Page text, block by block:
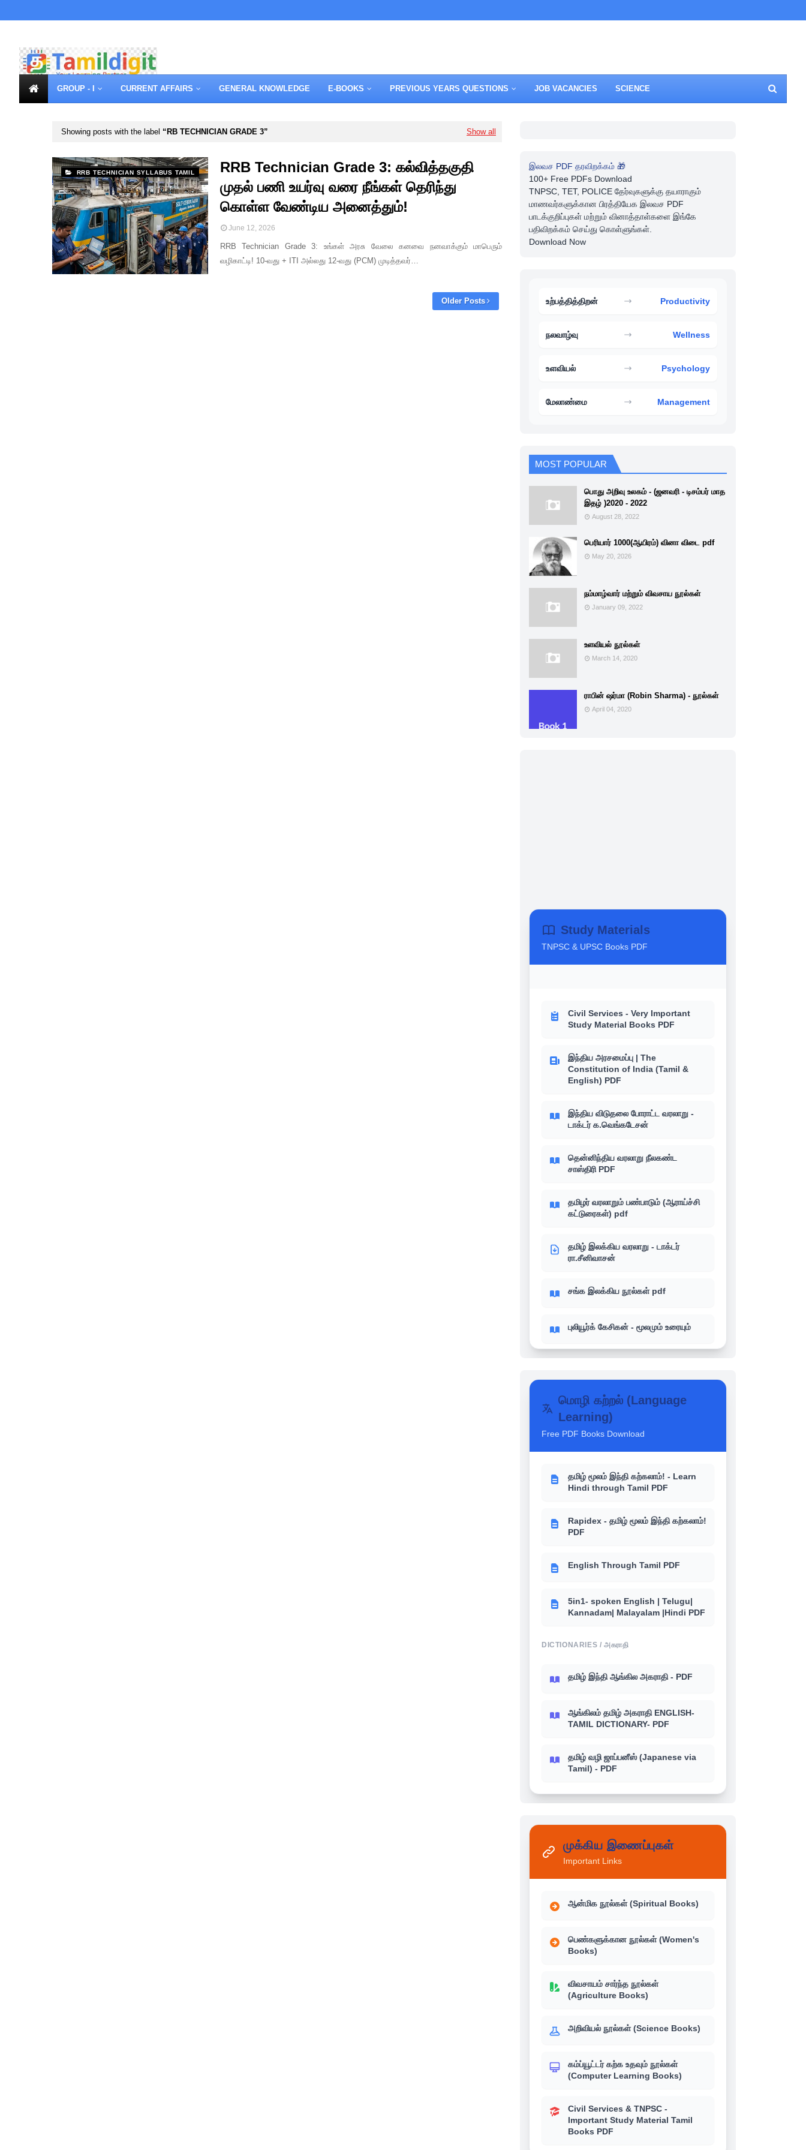
GROUP - I CURRENT AFFAIRS GENERAL KNOWLEDGE E-BOOKS PREVIOUS YEARS QUESTIONS JOB VACANCIES SCIENCE
Showing posts with the label RB TECHNICIAN GRADE 3 Show all
RRB TECHNICIAN SYLLABUS TAMIL
RRB Technician Grade 3: கல்வித்தகுதி
முதல் பணி உயர்வு வரை நீங்கள் தெரிந்து
கொள்ள வேண்டிய அனைத்தும்!
June 12, 2026
RRB Technician Grade 3: உங்கள் அரசு வேலை கனவை நனவாக்கும் மாபெரும்
வழிகாட்டி! 10-வது + ITI அல்லது 12-வது (PCM) முடித்தவர்…
Older Posts
இலவச PDF தரவிறக்கம் 🎁
100+ Free PDFs Download
TNPSC, TET, POLICE தேர்வுகளுக்கு தயாராகும்
மாணவர்களுக்கான பிரத்தியேக இலவச PDF
பாடக்குறிப்புகள் மற்றும் வினாத்தாள்களை இங்கே
பதிவிறக்கம் செய்து கொள்ளுங்கள்.
Download Now
உற்பத்தித்திறன் Productivity
நலவாழ்வு Wellness
உளவியல் Psychology
மேலாண்மை Management
MOST POPULAR
பொது அறிவு உலகம் - (ஜனவரி - டிசம்பர் மாத
இதழ் )2020 - 2022
August 28, 2022
பெரியார் 1000(ஆயிரம்) வினா விடை pdf
May 20, 2026
நம்மாழ்வார் மற்றும் விவசாய நூல்கள்
January 09, 2022
உளவியல் நூல்கள்
March 14, 2020
ராபின் ஷர்மா (Robin Sharma) - நூல்கள்
April 04, 2020
Study Materials
TNPSC & UPSC Books PDF
Civil Services - Very Important
Study Material Books PDF
இந்திய அரசமைப்பு | The
Constitution of India (Tamil &
English) PDF
இந்திய விடுதலை போராட்ட வரலாறு -
டாக்டர் க.வெங்கடேசன்
தென்னிந்திய வரலாறு நீலகண்ட
சாஸ்திரி PDF
தமிழர் வரலாறும் பண்பாடும் (ஆராய்ச்சி
கட்டுரைகள்) pdf
தமிழ் இலக்கிய வரலாறு - டாக்டர்
ரா.சீனிவாசன்
சங்க இலக்கிய நூல்கள் pdf
புலியூர்க் கேசிகன் - மூலமும் உரையும்
உங்களுக்கு தெரியுமா? - 6th-12th
School books வரலாறு (History)
School books பொருளாதாரம்
(Polity)
மொழி கற்றல் (Language
Learning)
Free PDF Books Download
தமிழ் மூலம் இந்தி கற்கலாம்! - Learn
Hindi through Tamil PDF
Rapidex - தமிழ் மூலம் இந்தி கற்கலாம்!
PDF
English Through Tamil PDF
5in1- spoken English | Telugu|
Kannadam| Malayalam |Hindi PDF
DICTIONARIES / அகராதி
தமிழ் இந்தி ஆங்கில அகராதி - PDF
ஆங்கிலம் தமிழ் அகராதி ENGLISH-
TAMIL DICTIONARY- PDF
தமிழ் வழி ஜாப்பனீஸ் (Japanese via
Tamil) - PDF
முக்கிய இணைப்புகள்
Important Links
ஆன்மிக நூல்கள் (Spiritual Books)
பெண்களுக்கான நூல்கள் (Women's
Books)
விவசாயம் சார்ந்த நூல்கள்
(Agriculture Books)
அறிவியல் நூல்கள் (Science Books)
கம்ப்யூட்டர் கற்க உதவும் நூல்கள்
(Computer Learning Books)
Civil Services & TNPSC -
Important Study Material Tamil
Books PDF